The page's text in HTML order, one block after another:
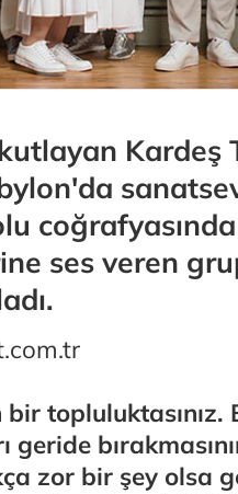
kutlayan Kardeş
ses veren
bir
zor bir şey olsa